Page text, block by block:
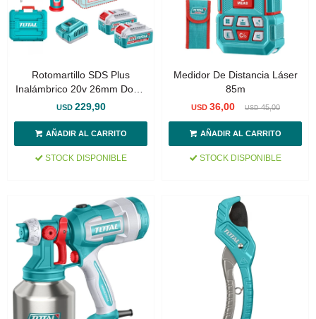
Rotomartillo SDS Plus
Inalámbrico 20v 26mm Doble
Batería - Sin Carbones
USD 229,90
STOCK DISPONIBLE
Medidor De Distancia Láser
85m
USD 36,00 USD 45,00
STOCK DISPONIBLE